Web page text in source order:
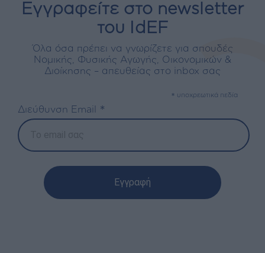
Εγγραφείτε στο newsletter
του IdEF
Όλα όσα πρέπει να γνωρίζετε για σπουδές
Νομικής, Φυσικής Αγωγής, Οικονομικών &
Διοίκησης – απευθείας στο inbox σας
* υποχρεωτικά πεδία
Διεύθυνση Email *